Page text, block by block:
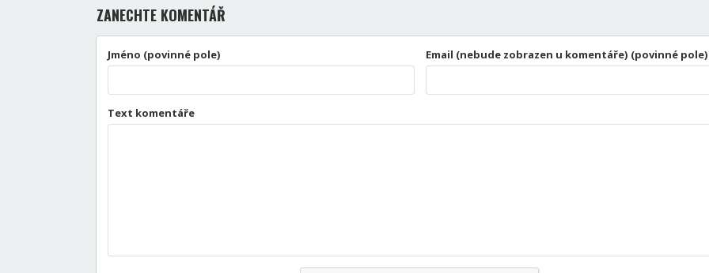
ZANECHTE KOMENTÁŘ
Jméno (povinné pole) Email (nebude zobrazen u komentáře) (povinné pole)
Text komentáře